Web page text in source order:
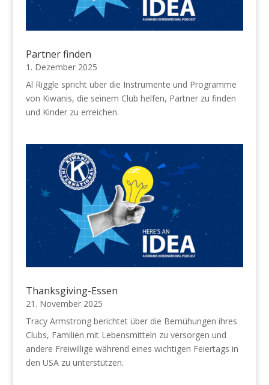
Partner finden
1. Dezember 2025
Al Riggle spricht über die Instrumente und Programme
von Kiwanis, die seinem Club helfen, Partner zu finden
und Kinder zu erreichen.
Thanksgiving-Essen
21. November 2025
Tracy Armstrong berichtet über die Bemühungen ihres
Clubs, Familien mit Lebensmitteln zu versorgen und
andere Freiwillige während eines wichtigen Feiertags in
den USA zu unterstützen.